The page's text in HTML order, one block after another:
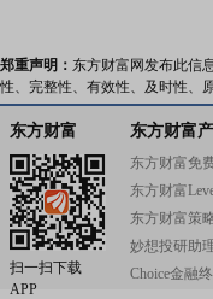
郑重声明： 东方财富网发布此信
性、完整性、有效性、及时性、
东方财富
扫一扫下载
APP
东方财富
东方财富免
东方财富
东方财富策
妙想投研助
Choice金融